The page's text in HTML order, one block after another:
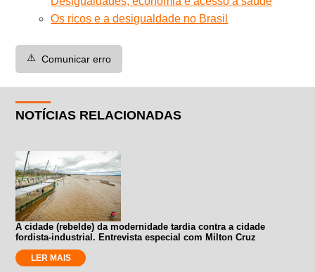
Os ricos e a desigualdade no Brasil
⚠️ Comunicar erro
NOTÍCIAS RELACIONADAS
A cidade (rebelde) da modernidade tardia contra a cidade
fordista-industrial. Entrevista especial com Milton Cruz
LER MAIS